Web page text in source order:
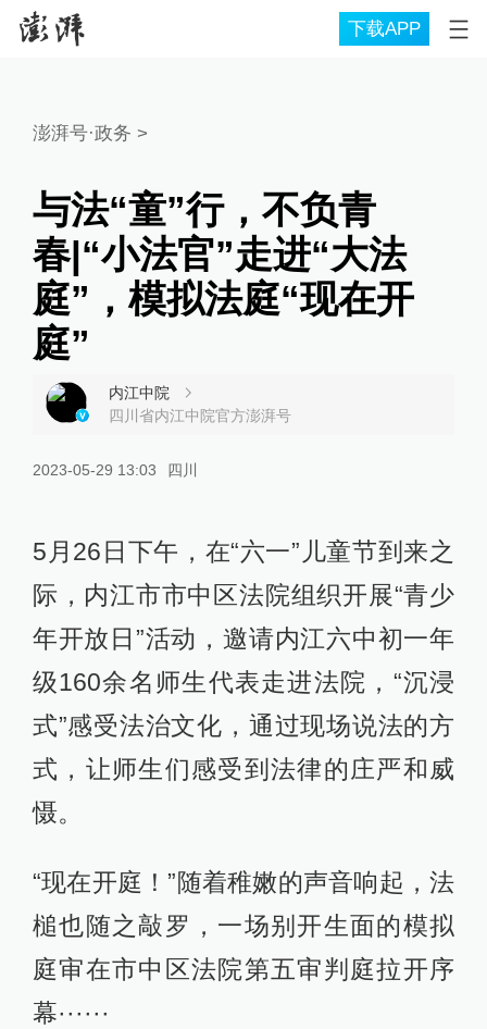
下载APP
澎湃号·政务 >
与法“童”行，不负青
春|“小法官”走进“大法
庭”，模拟法庭“现在开
庭”
内江中院
四川省内江中院官方澎湃号
2023-05-29 13:03 四川
5月26日下午，在“六一”儿童节到来之
际，内江市市中区法院组织开展“青少
年开放日”活动，邀请内江六中初一年
级160余名师生代表走进法院，“沉浸
式”感受法治文化，通过现场说法的方
式，让师生们感受到法律的庄严和威
慑。
“现在开庭！”随着稚嫩的声音响起，法
槌也随之敲罗，一场别开生面的模拟
庭审在市中区法院第五审判庭拉开序
幕······